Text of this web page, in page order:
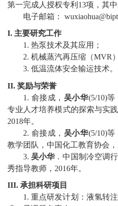
教
队
学
科
科
第一完成人授权专利 13项，其
电子邮箱：
I. 主要研究工作
1. 热泵技术及其应用 ；
2. 机械蒸汽再压缩 （MVR）
3. 低温流体安全输运技术。
II. 奖励与荣誉
1. 俞接成 ， 吴小华(5/10)等
专业人才培养模式的探索与实
2018年。
2. 俞接成， 吴小华(5/10)等
教学团队，中国化工教育协会，
3.吴小华． 中国制冷空调
秀指导教师 ， 2016年。
III. 承担科研项目
1 . 重点研发计划 ： 液氢转